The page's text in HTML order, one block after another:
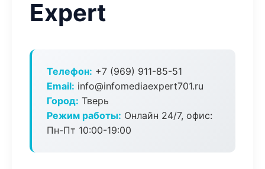
Expert
Телефон: +7 (969) 911-85-51
Email: info@infomediaexpert701.ru
Город: Тверь
Режим работы: Онлайн 24/7, офис:
Пн-Пт 10:00-19:00